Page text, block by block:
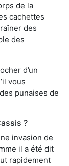
de la
cachettes
des
des
d’un
vous
punaises de
?
invasion de
il a été dit
rapidement